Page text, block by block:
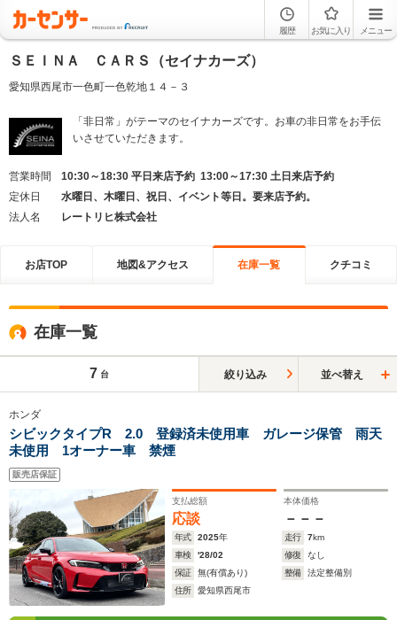
履歴 お気に入り メニュー
ＳＥＩＮＡ ＣＡＲＳ（セイナカーズ）
愛知県西尾市一色町一色乾地１４－３
「非日常」がテーマのセイナカーズです。お車の非日常をお手伝
いさせていただきます。
営業時間
10:30～18:30 平日来店予約 13:00～17:30 土日来店予約
定休日
水曜日、木曜日、祝日、イベント等日。要来店予約。
法人名
レートリヒ株式会社
お店TOP 地図&アクセス 在庫一覧 クチコミ
在庫一覧
7 台 絞り込み 並べ替え
ホンダ
シビックタイプR 2.0 登録済未使用車 ガレージ保管 雨天
未使用 1オーナー車 禁煙
販売店保証
支払総額
応談
本体価格
－－－
年式 2025年 走行 7km
車検
'28/02 修復
なし
保証
無(有償あり) 整備
法定整備別
住所
愛知県西尾市